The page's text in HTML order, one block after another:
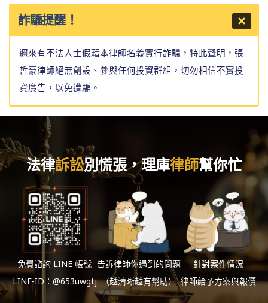
詐騙提醒！
邇來有不法人士假藉本律師名義實行詐騙，特此聲明，張
哲豪律師絕無創設、參與任何投資群組，切勿相信不實投
資廣告，以免遭騙。
法律訴訟別慌張，理庫律師幫你忙
免費諮詢 LINE 帳號
LINE-ID：@653uwgtj
告訴律師你遇到的問題
（越清晰越有幫助）
針對案件情況
律師給予方案與報價